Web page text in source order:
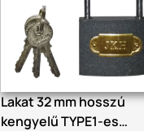
Lakat 32 mm hosszú
kengyelű TYPE1-es